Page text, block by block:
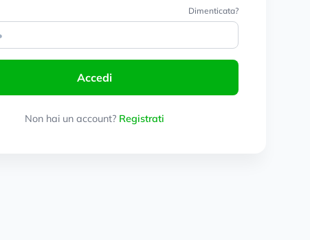
Dimenticata?
Accedi
Non hai un account? Registrati